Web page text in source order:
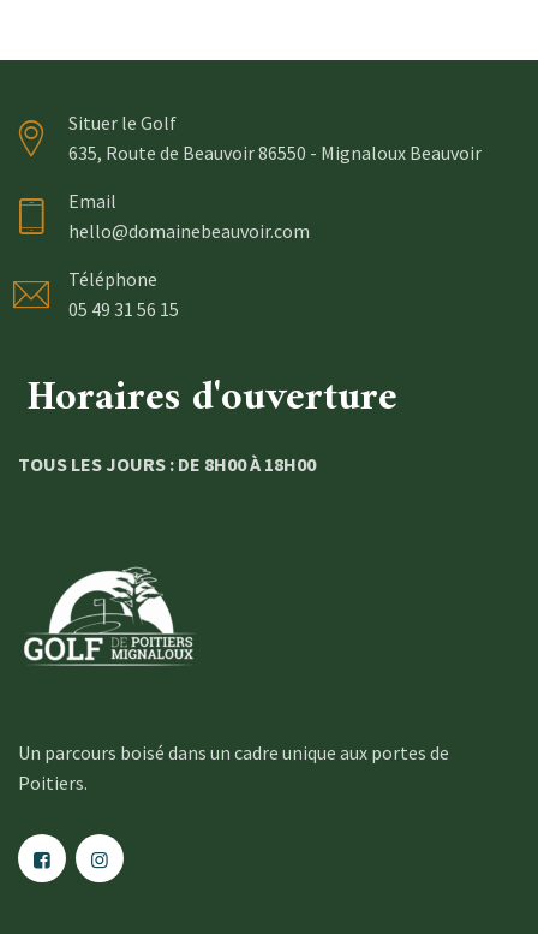
Situer le Golf
635, Route de Beauvoir 86550 - Mignaloux Beauvoir
Email
hello@domainebeauvoir.com
Téléphone
05 49 31 56 15
Horaires d'ouverture
TOUS LES JOURS : DE 8H00 À 18H00
Un parcours boisé dans un cadre unique aux portes de
Poitiers.